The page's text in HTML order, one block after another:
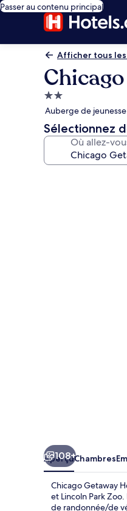
Passer au contenu principal
Afficher tous
Hébergement
2.0 étoiles
Auberge de
Sélectionnez
Où allez-
108+
AperçuChambres
Chicago Getaway
et Lincoln Park
de randonnée/de